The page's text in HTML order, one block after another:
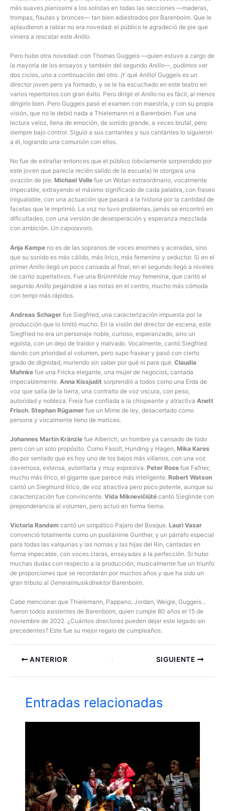
más suaves pianissimi a los solistas en todas las secciones —maderas,
trompas, flautas y bronces— tan bien adiestrados por Barenboim. Que le
aplaudieron a rabiar no era novedad: el público le agradeció de pie que
viniera a rescatar este Anillo.
Pero hubo otra novedad: con Thomas Guggeis —quien estuvo a cargo de
la mayoría de los ensayos y también del segundo Anillo—, pudimos ver
dos ciclos, uno a continuación del otro. ¡Y qué Anillo! Guggeis es un
director joven pero ya formado, y se le ha escuchado en este teatro en
varios repertorios con gran éxito. Pero dirigir el Anillo no es fácil, al menos
dirigirlo bien. Pero Guggeis pasó el examen con maestría, y con su propia
visión, que no le debió nada a Thielemann ni a Barenboim. Fue una
lectura veloz, llena de emoción, de sonido grande, a veces brutal, pero
siempre bajo control. Siguió a sus cantantes y sus cantantes lo siguieron
a él, logrando una comunión con ellos.
No fue de extrañar entonces que el público (obviamente sorprendido por
este joven que parecía recién salido de la escuela) le otorgara una
ovación de pie. Michael Volle fue un Wotan extraordinario, vocalmente
impecable, extrayendo el máximo significado de cada palabra, con fraseo
inigualable, con una actuación que pasará a la historia por la cantidad de
facetas que le imprimió. La voz no tuvo problemas, jamás se encontró en
dificultades, con una versión de desesperación y esperanza mezclada
con ambición. Un capolavoro.
Anja Kampe no es de las sopranos de voces enormes y aceradas, sino
que su sonido es más cálido, más lirico, más femenino y seductor. Si en el
primer Anillo llegó un poco cansada al final, en el segundo llegó a niveles
de canto superlativos. Fue una Brünnhilde muy femenina, que cantó el
segundo Anillo pegándole a las notas en el centro, mucho más cómoda
con tempi más rápidos.
Andreas Schager fue Siegfried, una caracterización impuesta por la
producción que lo limitó mucho. En la visión del director de escena, este
Siegfried no era un personaje noble, curioso, esperanzado, sino un
egoísta, con un dejo de traidor y malvado. Vocalmente, cantó Siegfried
dando con prioridad al volumen, pero supo frasear y pasó con cierto
grado de dignidad, muriendo sin saber por qué ni para qué. Claudia
Mahnke fue una Fricka elegante, una mujer de negocios, cantada
impecablemente. Anna Kissjudit sorprendió a todos como una Erda de
voz que salía de la tierra, una contralto de voz oscura, con peso,
autoridad y nobleza. Freia fue confiada a la chispeante y atractiva Anett
Frisch. Stephan Rügamer fue un Mime de ley, desacertado como
persona y vocalmente lleno de matices.
Johannes Martin Kränzle fue Alberich, un hombre ya cansado de todo
pero con un solo propósito. Como Fasolt, Hunding y Hagen, Mika Kares
dio por sentado que es hoy uno de los bajos más villanos, con una voz
cavernosa, extensa, autoritaria y muy expresiva. Peter Rose fue Fafner,
mucho más lírico, el gigante que parece más inteligente. Robert Watson
cantó un Siegmund lírico, de voz atractiva pero poco potente, aunque su
caracterización fue convincente. Vida Miknevičiūté cantó Sieglinde con
preponderancia al volumen, pero actuó en forma tierna.
Victoria Randem cantó un simpático Pajaro del Bosque. Lauri Vasar
convenció totalmente como un pusilánime Gunther, y un párrafo especial
para todas las valquirias y las nornas y las hijas del Rin, cantadas en
forma impecable, con voces claras, ensayadas a la perfección. Si hubo
muchas dudas con respecto a la producción, musicalmente fue un triunfo
de proporciones que se recordarán por muchos años y que ha sido un
gran tributo al GeneralmusikdirektorBarenboim.
Cabe mencionar que Thielemann, Pappano, Jordan, Weigle, Guggeis…
fueron todos asistentes de Barenboim, quien cumple 80 años el 15 de
noviembre de 2022. ¿Cuántos directores pueden dejar este legado sin
precedentes? Este fue su mejor regalo de cumpleaños.
ANTERIOR SIGUIENTE
Entradas relacionadas